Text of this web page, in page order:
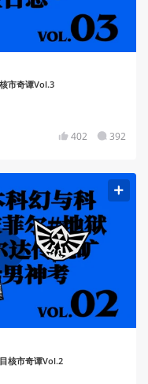
市奇谭Vol.3
402 392
核市奇谭Vol.2